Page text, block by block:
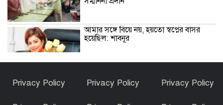
আমার সঙ্গে বিয়ে নয়, হয়তো স্বপ্নের বাসর
হয়েছিল: শাবনূর
: ইউএনওদের প্রধানমন্ত্রী
Privacy Policy Privacy Policy Privacy Policy